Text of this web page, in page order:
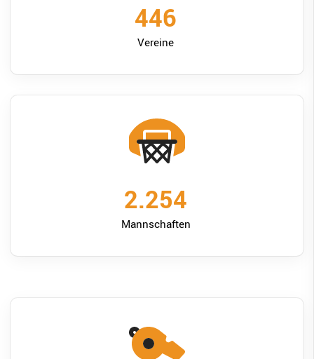
450
Vereine
2.300
Mannschaften